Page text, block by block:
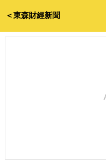
＜東森財經新聞